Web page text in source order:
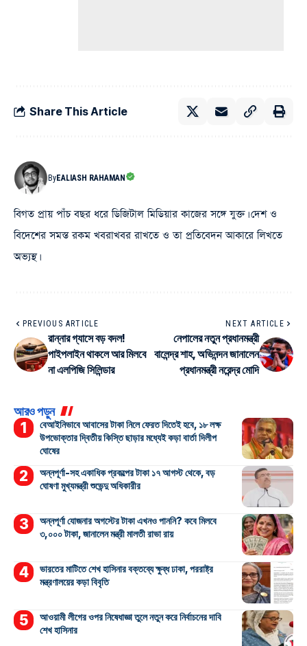
Share This Article
ByEALIASH RAHAMAN
বিগত প্রায় পাঁচ বছর ধরে ডিজিটাল মিডিয়ার কাজের সঙ্গে যুক্ত। দেশ ও
বিদেশের সমস্ত রকম খবরাখবর রাখতে ও তা প্রতিবেদন আকারে লিখতে
অভ্যস্থ।
PREVIOUS ARTICLE
রান্নার গ্যাসে বড় বদল!
পাইপলাইন থাকলে আর মিলবে
না এলপিজি সিলিন্ডার
NEXT ARTICLE
নেপালের নতুন প্রধানমন্ত্রী
বালেন্দ্র শাহ, অভিনন্দন জানালেন
প্রধানমন্ত্রী নরেন্দ্র মোদি
আরও পড়ুন
বেআইনিভাবে আবাসের টাকা নিলে ফেরত দিতেই হবে, ১৮ লক্ষ
উপভোক্তার দ্বিতীয় কিস্তি ছাড়ার মধ্যেই কড়া বার্তা দিলীপ
ঘোষের
অন্নপূর্ণা-সহ একাধিক প্রকল্পের টাকা ১৭ আগস্ট থেকে, বড়
ঘোষণা মুখ্যমন্ত্রী শুভেন্দু অধিকারীর
অন্নপূর্ণা যোজনার অগস্টের টাকা এখনও পাননি? কবে মিলবে
৩,০০০ টাকা, জানালেন মন্ত্রী মালতী রাভা রায়
ভারতের মাটিতে শেখ হাসিনার বক্তব্যে ক্ষুব্ধ ঢাকা, পররাষ্ট্র
মন্ত্রণালয়ের কড়া বিবৃতি
আওয়ামী লীগের ওপর নিষেধাজ্ঞা তুলে নতুন করে নির্বাচনের দাবি
শেখ হাসিনার